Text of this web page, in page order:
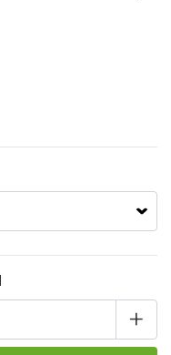
+